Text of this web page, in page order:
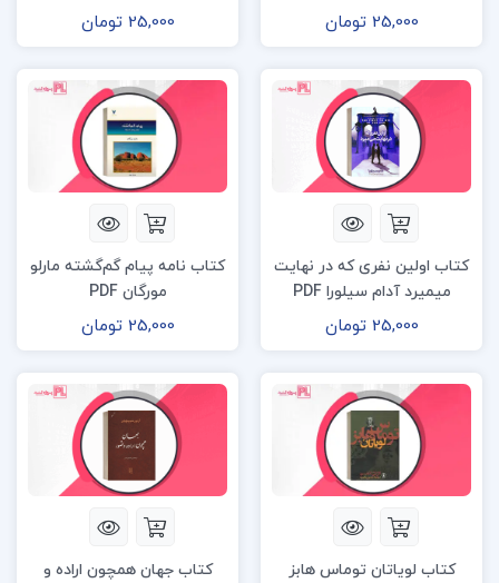
25,000 تومان 25,000 تومان
کتاب اولین نفری که در نهایت
میمیرد آدام سیلورا PDF
25,000 تومان
کتاب نامه پیام گم‌گشته مارلو
مورگان PDF
25,000 تومان
کتاب لویاتان توماس هابز
کتاب جهان همچون اراده و